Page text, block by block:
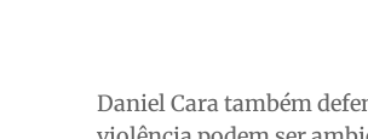
Daniel Cara também